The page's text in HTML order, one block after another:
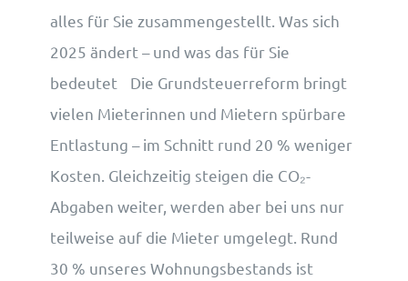
alles für Sie zusammengestellt. Was sich
2025 ändert – und was das für Sie
bedeutet Die Grundsteuerreform bringt
vielen Mieterinnen und Mietern spürbare
Entlastung – im Schnitt rund 20 % weniger
Kosten. Gleichzeitig steigen die CO₂-
Abgaben weiter, werden aber bei uns nur
teilweise auf die Mieter umgelegt. Rund
30 % unseres Wohnungsbestands ist